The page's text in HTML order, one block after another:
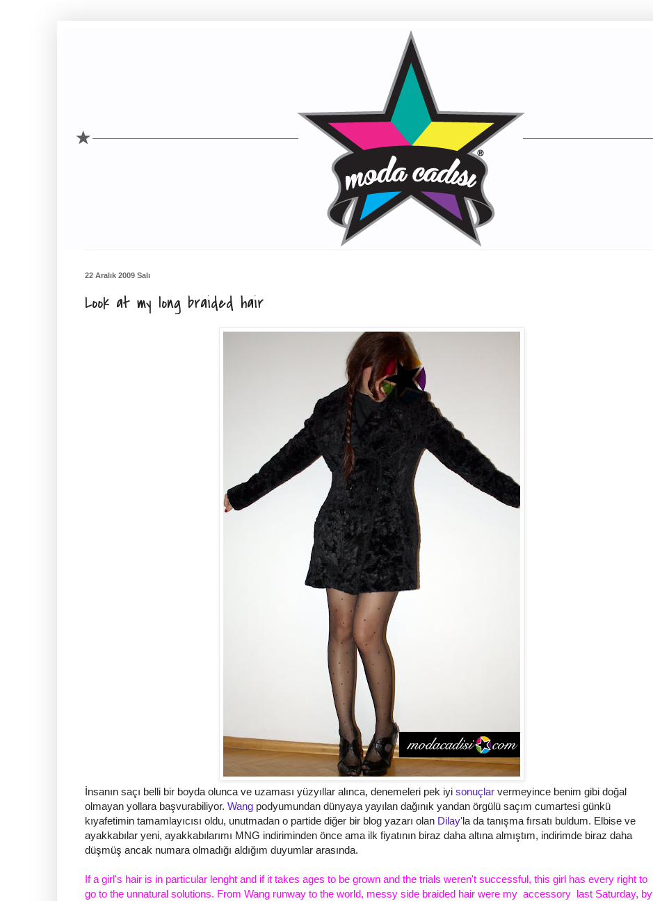
22 Aralık 2009 Salı
Look at my long braided hair
İnsanın saçı belli bir boyda olunca ve uzaması yüzyıllar alınca, denemeleri pek iyi sonuçlar vermeyince benim gibi doğal
olmayan yollara başvurabiliyor. Wang podyumundan dünyaya yayılan dağınık yandan örgülü saçım cumartesi günkü
kıyafetimin tamamlayıcısı oldu, unutmadan o partide diğer bir blog yazarı olan Dilay'la da tanışma fırsatı buldum. Elbise ve
ayakkabılar yeni, ayakkabılarımı MNG indiriminden önce ama ilk fiyatının biraz daha altına almıştım, indirimde biraz daha
düşmüş ancak numara olmadığı aldığım duyumlar arasında.
If a girl's hair is in particular lenght and if it takes ages to be grown and the trials weren't successful, this girl has every right to
go to the unnatural solutions. From Wang runway to the world, messy side braided hair were my accessory last Saturday, by